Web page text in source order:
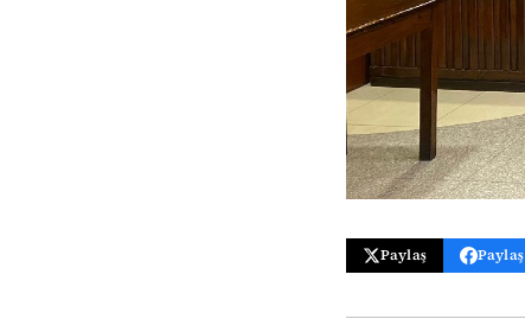
Paylaş Paylaş